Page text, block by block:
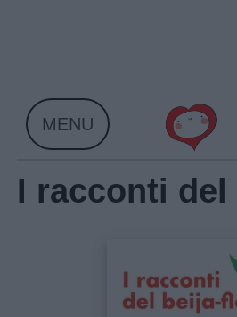
MENU
I racconti